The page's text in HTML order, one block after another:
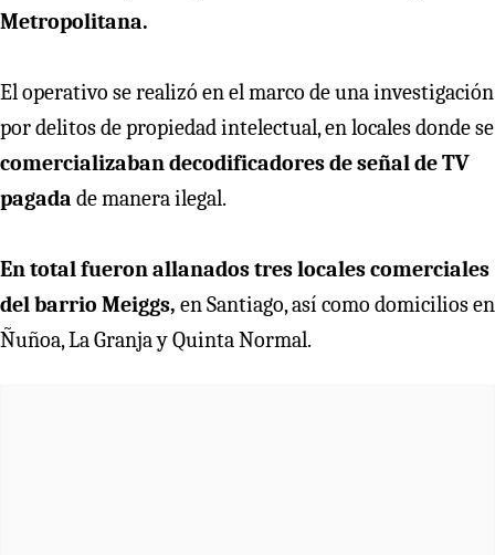
Metropolitana.
El operativo se realizó en el marco de una investigación
por delitos de propiedad intelectual, en locales donde se
comercializaban decodificadores de señal de TV
pagada de manera ilegal.
En total fueron allanados tres locales comerciales
del barrio Meiggs, en Santiago, así como domicilios en
Ñuñoa, La Granja y Quinta Normal.